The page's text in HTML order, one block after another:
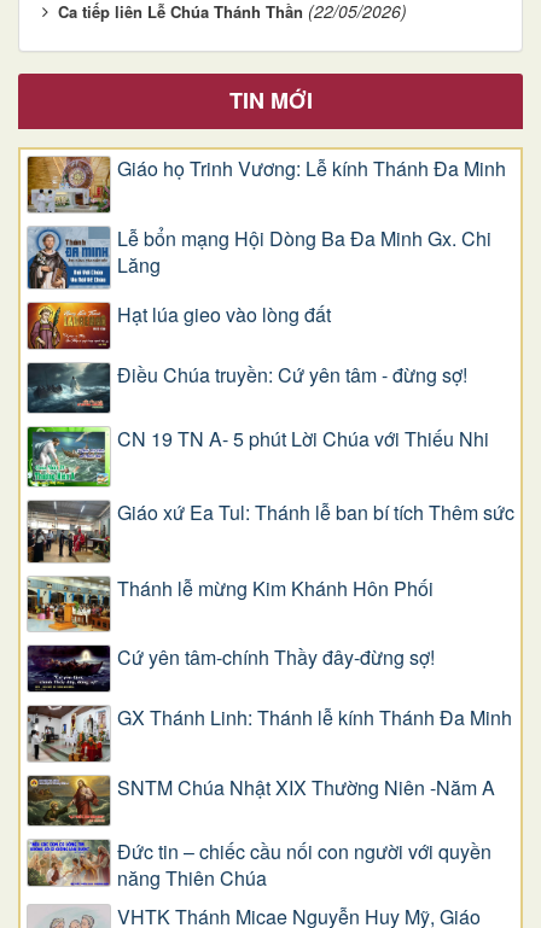
Ca tiếp liên Lễ Chúa Thánh Thần (22/05/2026)
TIN MỚI
Giáo họ Trinh Vương: Lễ kính Thánh Đa Minh
Lễ bổn mạng Hội Dòng Ba Đa Minh Gx. Chi
Lăng
Hạt lúa gieo vào lòng đất
Điều Chúa truyền: Cứ yên tâm - đừng sợ!
CN 19 TN A- 5 phút Lời Chúa với Thiếu Nhi
Giáo xứ Ea Tul: Thánh lễ ban bí tích Thêm sức
Thánh lễ mừng Kim Khánh Hôn Phối
Cứ yên tâm-chính Thầy đây-đừng sợ!
GX Thánh Linh: Thánh lễ kính Thánh Đa Minh
SNTM Chúa Nhật XIX Thường Niên -Năm A
Đức tin – chiếc cầu nối con người với quyền
năng Thiên Chúa
VHTK Thánh Micae Nguyễn Huy Mỹ, Giáo